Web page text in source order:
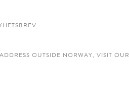
OUTSIDE NORWAY, VISIT OUR